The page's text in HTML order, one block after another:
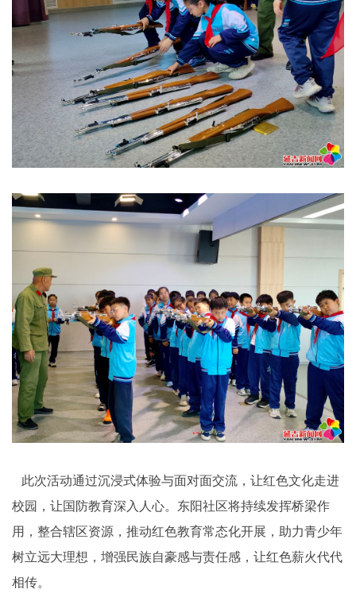
此次活动通过沉浸式体验与面对面交流，让红色文化走进
校园，让国防教育深入人心。东阳社区将持续发挥桥梁作
用，整合辖区资源，推动红色教育常态化开展，助力青少年
树立远大理想，增强民族自豪感与责任感，让红色薪火代代
相传。